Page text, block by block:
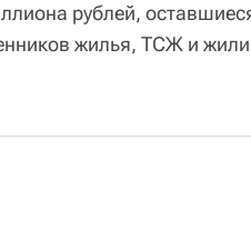
рублей,
жилья, ТСЖ и